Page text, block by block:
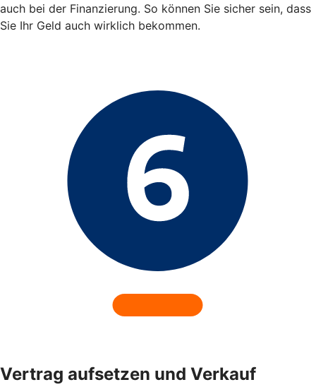
auch bei der Finanzierung. So können Sie sicher sein, dass
Sie Ihr Geld auch wirklich bekommen.
Vertrag aufsetzen und Verkauf